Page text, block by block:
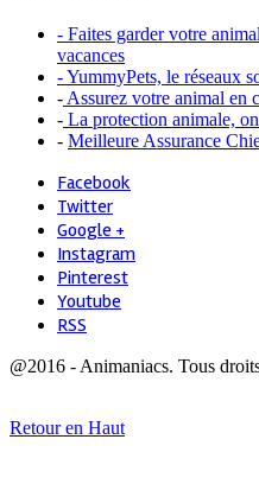
- Faites garder votre
vacances
- YummyPets, le réseaux
- Assurez votre animal en
- La protection animale,
- Meilleure Assurance
Facebook
Twitter
Google +
Instagram
Pinterest
Youtube
RSS
@2016 - Animaniacs. Tous
Retour en Haut